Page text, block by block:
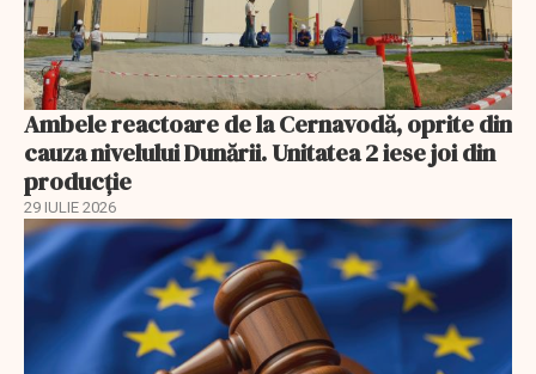
Ambele reactoare de la Cernavodă, oprite din
cauza nivelului Dunării. Unitatea 2 iese joi din
producție
29 IULIE 2026